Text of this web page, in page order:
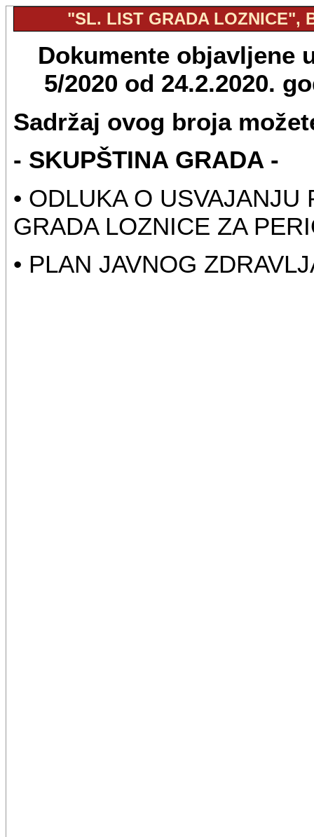
"SL. LIST GRADA LOZNICE",
Dokumente objavljene
5/2020 od 24.2.2020.
Sadržaj ovog broja
- SKUPŠTINA GRADA -
• ODLUKA O USVAJANJU
GRADA LOZNICE ZA
• PLAN JAVNOG